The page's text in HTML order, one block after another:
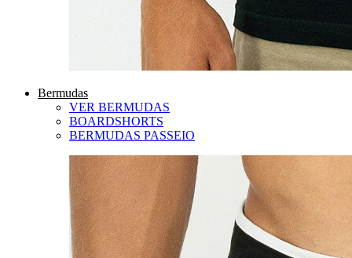
Bermudas
VER BERMUDAS
BOARDSHORTS
BERMUDAS PASSEIO